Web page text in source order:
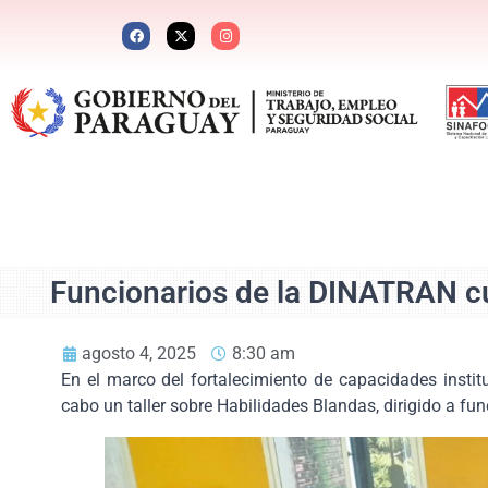
Funcionarios de la DINATRAN
agosto 4, 2025
8:30 am
En el marco del fortalecimiento de capacidades
cabo un taller sobre Habilidades Blandas, dirigido a